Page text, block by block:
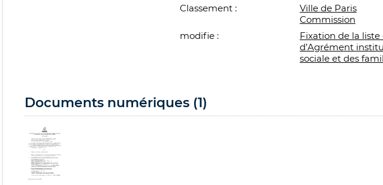
Classement :
Ville de Paris
Commission
modifie :
Fixation de la
d’Agrément
sociale et des
Documents numériques (1)